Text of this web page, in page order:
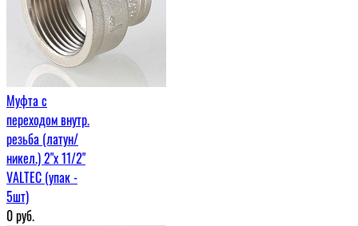
Муфта c
переходом внутр.
резьба (латун/
никел.) 2"х 11/2"
VALTEC (упак -
5шт)
0руб.